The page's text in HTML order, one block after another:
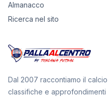
Almanacco
Ricerca nel sito
Dal 2007 raccontiamo il
classifiche e approfondimenti